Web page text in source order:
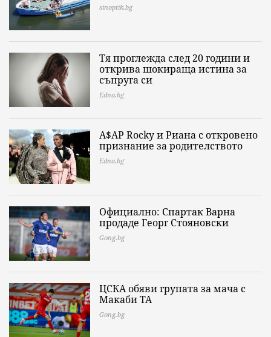
sinoptik.bg
Тя проглежда след 20 години и
открива шокираща истина за
съпруга си
Edna.bg
A$AP Rocky и Риана с откровено
признание за родителството
Edna.bg
Официално: Спартак Варна
продаде Георг Стояновски
Gong.bg
ЦСКА обяви групата за мача с
Макаби ТА
Gong.bg